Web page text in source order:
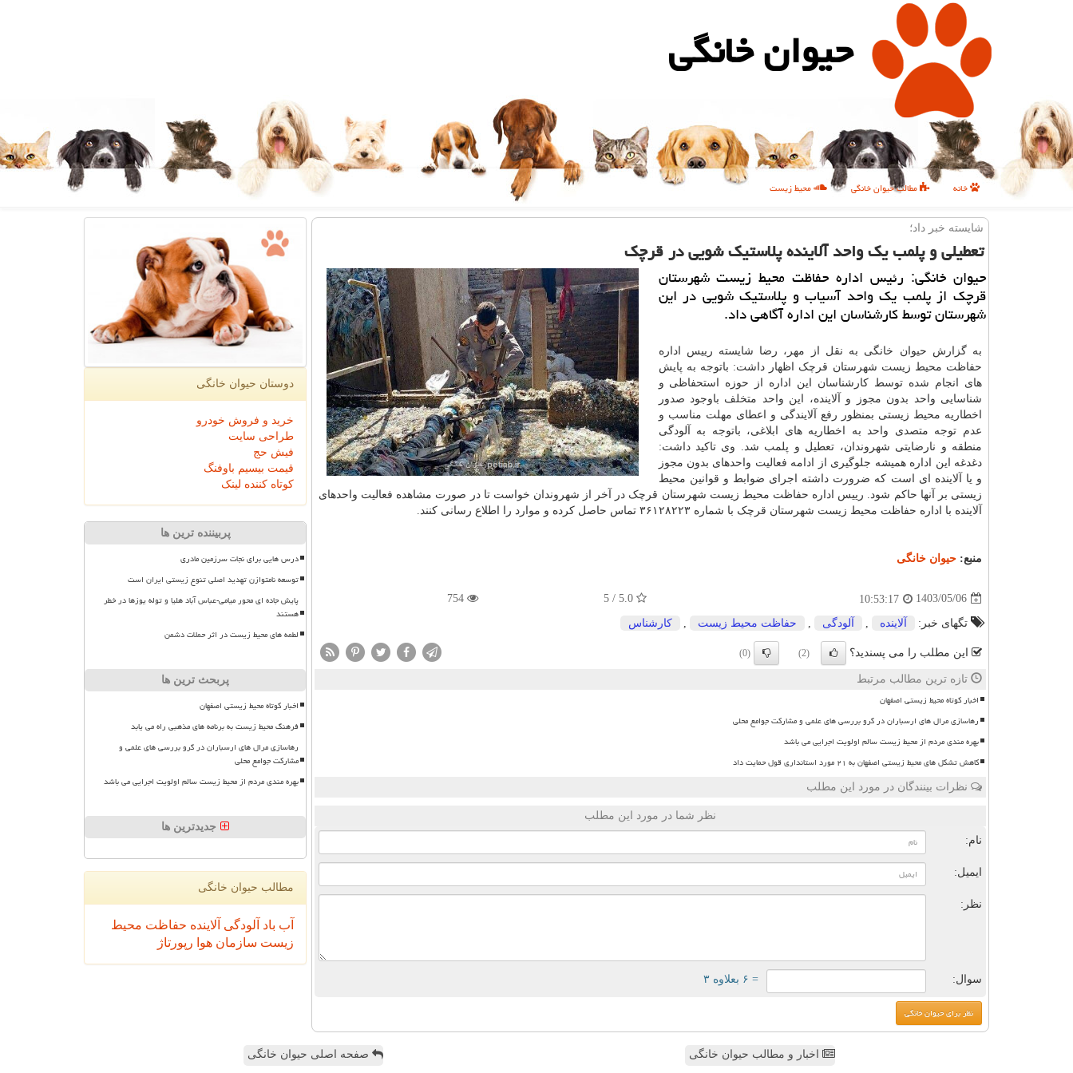
حیوان خانگی
خانه مطالب حیوان خانگی محیط زیست
شایسته خبر داد؛
تعطیلی و پلمب یک واحد آلاینده پلاستیک شویی در قرچک
حیوان خانگی: رئیس اداره حفاظت محیط زیست شهرستان
قرچک از پلمب یک واحد آسیاب و پلاستیک شویی در این
شهرستان توسط کارشناسان این اداره آگاهی داد.
به گزارش حیوان خانگی به نقل از مهر، رضا شایسته رییس اداره
حفاظت محیط زیست شهرستان قرچک اظهار داشت: باتوجه به پایش
های انجام شده توسط کارشناسان این اداره از حوزه استحفاظی و
شناسایی واحد بدون مجوز و آلاینده، این واحد متخلف باوجود صدور
اخطاریه محیط زیستی بمنظور رفع آلایندگی و اعطای مهلت مناسب و
عدم توجه متصدی واحد به اخطاریه های ابلاغی، باتوجه به آلودگی
منطقه و نارضایتی شهروندان، تعطیل و پلمب شد. وی تاکید داشت:
دغدغه این اداره همیشه جلوگیری از ادامه فعالیت واحدهای بدون مجوز
و یا آلاینده ای است که ضرورت داشته اجرای ضوابط و قوانین محیط
زیستی بر آنها حاکم شود. رییس اداره حفاظت محیط زیست شهرستان قرچک در آخر از شهروندان خواست تا در صورت مشاهده فعالیت واحدهای
آلاینده با اداره حفاظت محیط زیست شهرستان قرچک با شماره ۳۶۱۲۸۲۲۳ تماس حاصل کرده و موارد را اطلاع رسانی کنند.
منبع: حیوان خانگی
1403/05/06
10:53:17
5.0 / 5
754
تگهای خبر: آلاینده آلودگی حفاظت محیط زیست كارشناس
این مطلب را می پسندید؟ (2)
(0)
تازه ترین مطالب مرتبط
اخبار کوتاه محیط زیستی اصفهان
رهاسازی مرال های ارسباران در گرو بررسی های علمی و مشارکت جوامع محلی
بهره مندی مردم از محیط زیست سالم اولویت اجرایی می باشد
کاهش تشکل های محیط زیستی اصفهان به ۲۱ مورد استانداری قول حمایت داد
نظرات بینندگان در مورد این مطلب
نظر شما در مورد این مطلب
نام:
ایمیل:
نظر:
سوال: = ۶ بعلاوه ۳
دوستان حیوان خانگی
خرید و فروش خودرو
طراحی سایت
فیش حج
قیمت بیسیم باوفنگ
کوتاه کننده لینک
پربیننده ترین ها
درس هایی برای نجات سرزمین مادری
توسعه نامتوازن تهدید اصلی تنوع زیستی ایران است
پایش جاده ای محور میامی-عباس آباد هلیا و توله یوزها در خطر
هستند
لطمه های محیط زیست در اثر حملات دشمن
پربحث ترین ها
اخبار کوتاه محیط زیستی اصفهان
فرهنگ محیط زیست به برنامه های مذهبی راه می یابد
رهاسازی مرال های ارسباران در گرو بررسی های علمی و
مشارکت جوامع محلی
بهره مندی مردم از محیط زیست سالم اولویت اجرایی می باشد
جدیدترین ها
مطالب حیوان خانگی
آب باد آلودگی آلاینده حفاظت محیط
زیست سازمان هوا رپورتاژ
اخبار و مطالب حیوان خانگی صفحه اصلی حیوان خانگی